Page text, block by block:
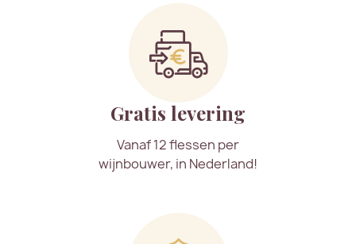
Gratis levering
Vanaf 12 flessen per
wijnbouwer, in Nederland!